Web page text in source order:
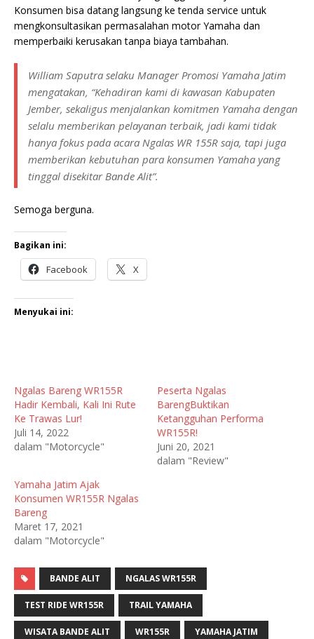
Konsumen bisa datang langsung ke tenda service untuk
mengkonsultasikan permasalahan motor Yamaha dan
memperbaiki kerusakan tanpa biaya tambahan.
William Saputra selaku Manager Promosi Yamaha Jatim
mengatakan, “Kehadiran kami di kawasan Kabupaten
Jember, sekaligus menjalankan komitmen Yamaha dengan
selalu memberikan pelayanan terbaik, jadi kami tidak
hanya fokus pada acara Ngalas WR 155R saja, tapi juga
memberikan kebutuhan para konsumen Yamaha yang
tinggal disekitar Bande Alit”.
Semoga berguna.
Bagikan ini:
Facebook X
Menyukai ini:
Ngalas Bareng WR155R
Hadir Kembali, Kali Ini Rute
Ke Trawas Lur!
Juli 14, 2022
dalam "Motorcycle"
Peserta Ngalas
BarengBuktikan
Ketangguhan Performa
WR155R!
Juni 20, 2021
dalam "Review"
Yamaha Jatim Ajak
Konsumen WR155R Ngalas
Bareng
Maret 17, 2021
dalam "Motorcycle"
BANDE ALIT NGALAS WR155R
TEST RIDE WR155R TRAIL YAMAHA
WISATA BANDE ALIT WR155R YAMAHA JATIM